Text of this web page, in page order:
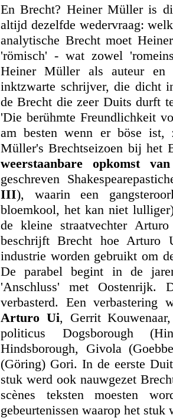
En Brecht? Heiner Müller is
altijd dezelfde wedervraag:
analytische Brecht moet
'römisch' - wat zowel
Heiner Müller als auteur
inktzwarte schrijver, die dicht
de Brecht die zeer Duits durft
'Die berühmte Freundlichkeit
am besten wenn er böse ist,
Müller's Brechtseizoen bij het
weerstaanbare opkomst
geschreven
III), waarin een
bloemkool, het kan niet
de kleine straatvechter
beschrijft Brecht hoe Arturo
industrie worden gebruikt om
De parabel begint in de
'Anschluss' met Oostenrijk.
verbasterd. Een verbastering
Arturo Ui, Gerrit
politicus Dogsborough
Hindsborough, Givola
(Göring) Gori. In de eerste
stuk werd ook nauwgezet
scènes teksten moesten
gebeurtenissen waarop het stuk